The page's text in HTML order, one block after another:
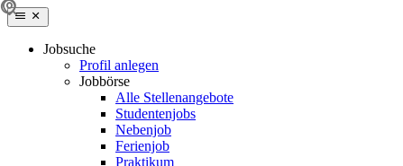
Jobsuche
Profil anlegen
Jobbörse
Alle Stellenangebote
Studentenjobs
Nebenjob
Ferienjob
Praktikum